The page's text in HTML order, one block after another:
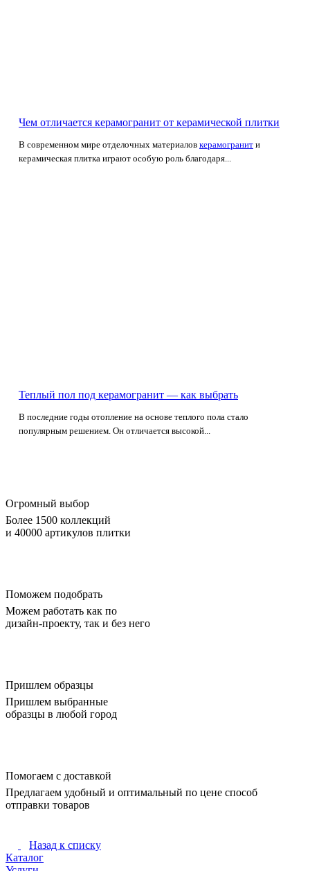
Чем отличается керамогранит от керамической плитки
В современном мире отделочных материалов керамогранит и
керамическая плитка играют особую роль благодаря...
Теплый пол под керамогранит — как выбрать
В последние годы отопление на основе теплого пола стало
популярным решением. Он отличается высокой...
Огромный выбор
Более 1500 коллекций
и 40000 артикулов плитки
Поможем подобрать
Можем работать как по
дизайн-проекту, так и без него
Пришлем образцы
Пришлем выбранные
образцы в любой город
Помогаем с доставкой
Предлагаем удобный и оптимальный по цене способ
отправки товаров
Назад к списку
Каталог